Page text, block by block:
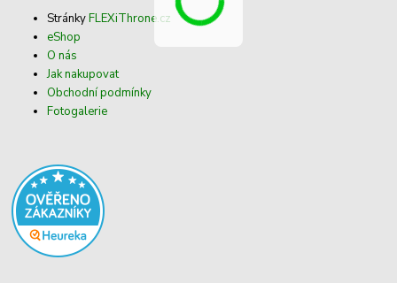
StránkyFLEXiThrone.cz
eShop
O nás
Jak nakupovat
Obchodní podmínky
Fotogalerie